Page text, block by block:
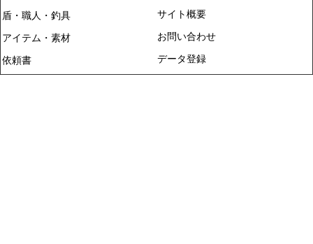
盾・職人・釣具
アイテム・素材
依頼書
サイト概要
お問い合わせ
データ登録